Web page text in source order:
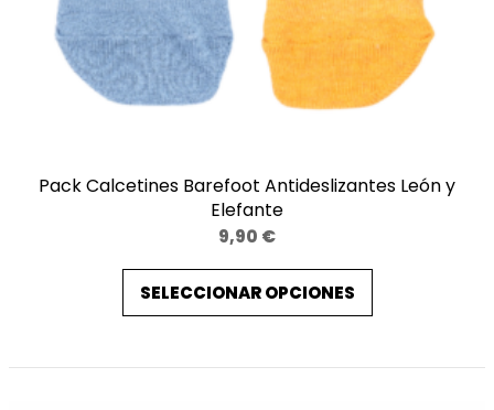
Pack Calcetines Barefoot Antideslizantes León y
Elefante
9,90 €
SELECCIONAR OPCIONES